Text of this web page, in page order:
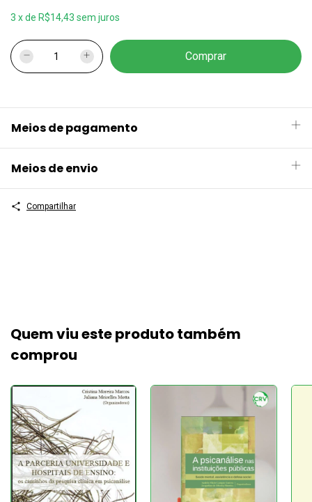
3 xde R$14,43 sem juros
Meios de pagamento
Meios de envio
Compartilhar
Quem viu este produto também
comprou